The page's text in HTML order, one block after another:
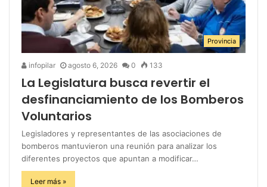
Provincia
infopilar agosto 6, 2026 0 133
La Legislatura busca revertir el
desfinanciamiento de los Bomberos
Voluntarios
Legisladores y representantes de las asociaciones de
bomberos mantuvieron una reunión para analizar los
diferentes proyectos que apuntan a modificar…
Leer más »